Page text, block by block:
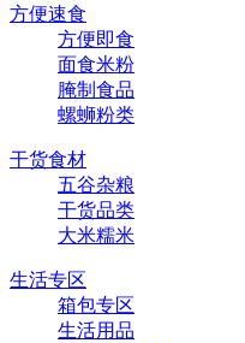
方便速食
方便即食
面食米粉
腌制食品
螺蛳粉类
干货食材
五谷杂粮
干货品类
大米糯米
生活专区
箱包专区
生活用品